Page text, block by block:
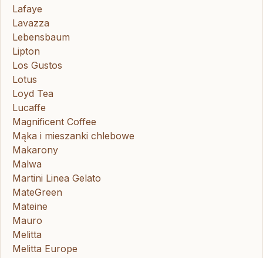
Lafaye
Lavazza
Lebensbaum
Lipton
Los Gustos
Lotus
Loyd Tea
Lucaffe
Magnificent Coffee
Mąka i mieszanki chlebowe
Makarony
Malwa
Martini Linea Gelato
MateGreen
Mateine
Mauro
Melitta
Melitta Europe